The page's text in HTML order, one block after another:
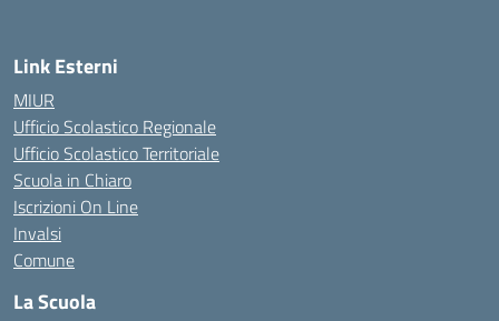
Link Esterni
MIUR
Ufficio Scolastico Regionale
Ufficio Scolastico Territoriale
Scuola in Chiaro
Iscrizioni On Line
Invalsi
Comune
La Scuola